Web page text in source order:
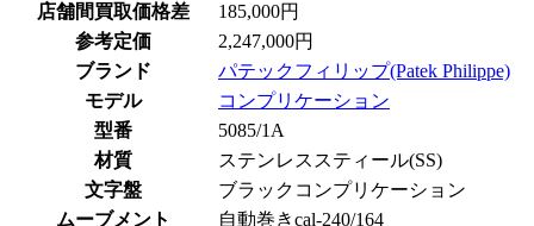
店舗間買取価格差
185,000円
参考定価
2,247,000円
ブランド
パテックフィリップ(Patek Philippe)
モデル
コンプリケーション
型番
5085/1A
材質
ステンレススティール(SS)
文字盤
ブラックコンプリケーション
ムーブメント
自動巻きcal-240/164